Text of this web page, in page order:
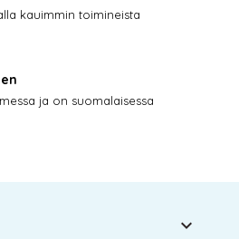
kauimmin toimineista
ja on suomalaisessa
